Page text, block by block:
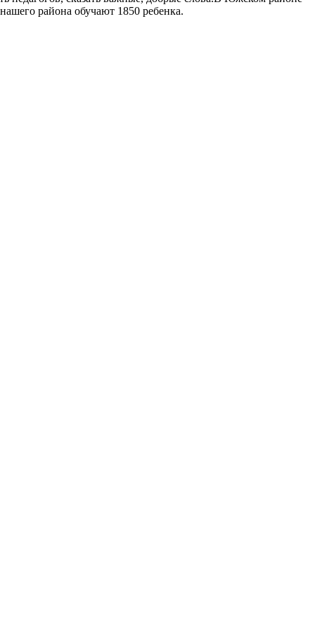
района обучают 1850 ребенка.